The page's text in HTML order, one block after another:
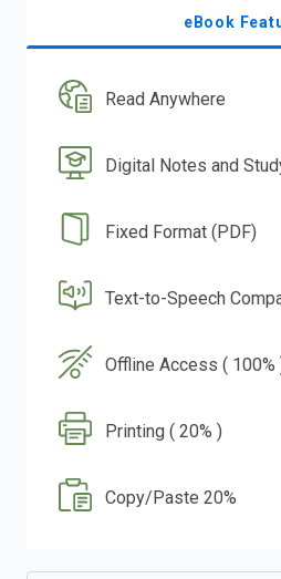
eBook
Read Anywhere
Digital Notes and
Fixed Format (PDF)
Text-to-Speech
Offline Access ( 100%
Printing ( 20% )
Copy/Paste 20%